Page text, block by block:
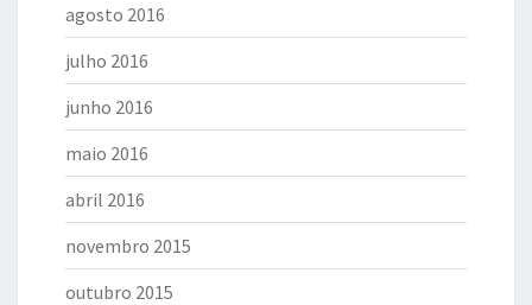
agosto 2016
julho 2016
junho 2016
maio 2016
abril 2016
novembro 2015
outubro 2015